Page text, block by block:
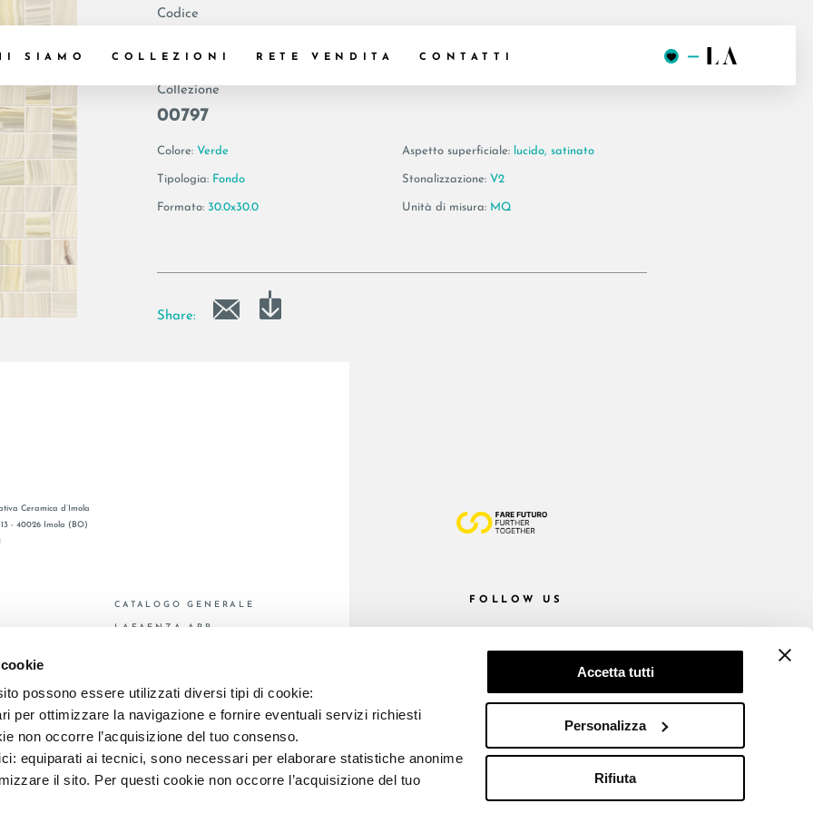
possono essere utilizzati diversi tipi di cookie:
per ottimizzare la navigazione e fornire eventuali servizi richiesti
non occorre l’acquisizione del tuo consenso.
equiparati ai tecnici, sono necessari per elaborare statistiche anonime
il sito. Per questi cookie non occorre l’acquisizione del tuo
Accetta tutti
Personalizza
Rifiuta
SIAMO COLLEZIONI RETE VENDITA CONTATTI
Codice
Collezione
00797
Colore: Verde
Tipologia: Fondo
Formato: 30.0x30.0
Aspetto superficiale: lucido, satinato
Stonalizzazione: V2
Unità di misura: MQ
Share:
Ceramica d’Imola
- 40026 Imola (BO)
CATALOGO GENERALE
LAFAENZA APP
FOLLOW US
E REG. IMPR. BO 00286900378 R.E.A. BO 5545